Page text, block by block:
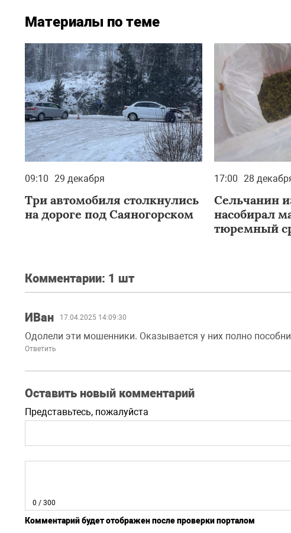
Материалы по теме
09:10 29 декабря
Три автомобиля столкнулись
на дороге под Саяногорском
17:00 28
Сельчанин
насобирал
тюремный
Комментарии: 1 шт
ИВан 17.04.2025 14:09:30
Одолели эти мошенники. Оказывается у них полно
Ответить
Оставить новый комментарий
Представьтесь, пожалуйста
0 / 300
Комментарий будет отображен после проверки порталом